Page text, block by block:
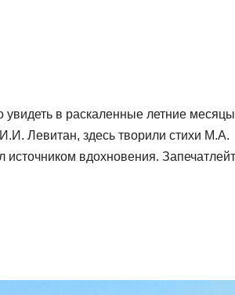
в раскаленные летние
Левитан, здесь творили стихи М.А.
вдохновения.